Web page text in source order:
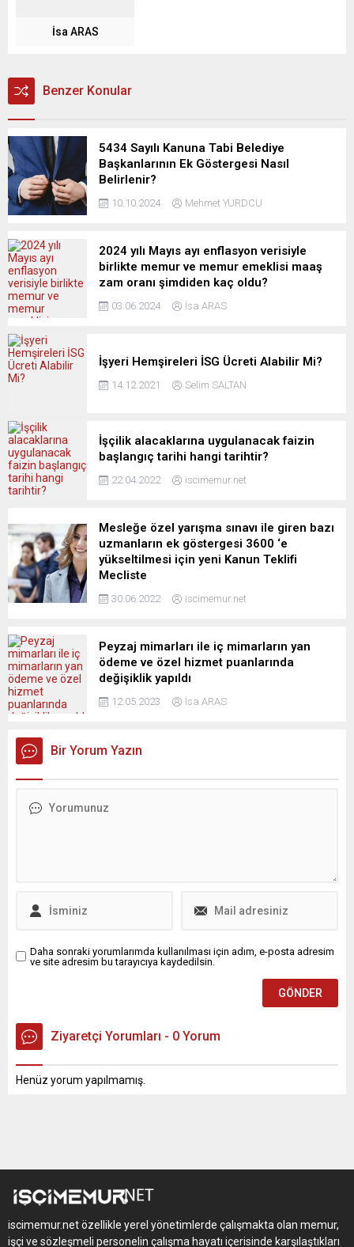
İsa ARAS
Benzer Konular
5434 Sayılı Kanuna Tabi Belediye
Başkanlarının Ek Göstergesi Nasıl
Belirlenir?
10.10.2024 Mehmet YURDCU
2024 yılı Mayıs ayı enflasyon verisiyle
birlikte memur ve memur emeklisi maaş
zam oranı şimdiden kaç oldu?
03.06.2024 İsa ARAS
İşyeri Hemşireleri İSG Ücreti Alabilir Mi?
14.12.2021 Selim SALTAN
İşçilik alacaklarına uygulanacak faizin
başlangıç tarihi hangi tarihtir?
22.04.2022 iscimemur.net
Mesleğe özel yarışma sınavı ile giren bazı
uzmanların ek göstergesi 3600 ‘e
yükseltilmesi için yeni Kanun Teklifi
Mecliste
30.06.2022 iscimemur.net
Peyzaj mimarları ile iç mimarların yan
ödeme ve özel hizmet puanlarında
değişiklik yapıldı
12.05.2023 İsa ARAS
Bir Yorum Yazın
Daha sonraki yorumlarımda kullanılması için adım, e-posta adresim
ve site adresim bu tarayıcıya kaydedilsin.
Ziyaretçi Yorumları - 0 Yorum
Henüz yorum yapılmamış.
iscimemur.net özellikle yerel yönetimlerde çalışmakta olan memur,
işçi ve sözleşmeli personelin çalışma hayatı içerisinde karşılaştıkları